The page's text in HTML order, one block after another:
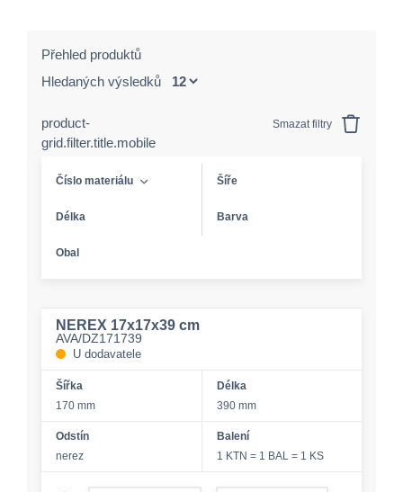
Přehled produktů
Hledaných výsledků
product-
grid.filter.title.mobile
Smazat filtry
Číslo materiálu Šíře
Délka Barva
Obal
NEREX 17x17x39 cm
AVA/DZ171739
U dodavatele
Šířka
170 mm
Délka
390 mm
Odstín
nerez
Balení
1 KTN = 1 BAL = 1 KS